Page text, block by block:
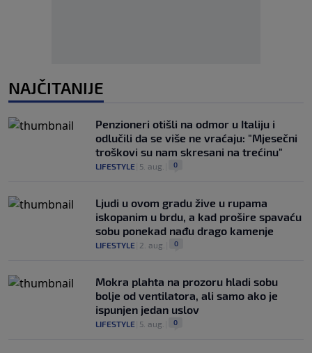
NAJČITANIJE
Penzioneri otišli na odmor u Italiju i
odlučili da se više ne vraćaju: "Mjesečni
troškovi su nam skresani na trećinu"
LIFESTYLE 5. aug. 0
Ljudi u ovom gradu žive u rupama
iskopanim u brdu, a kad prošire spavaću
sobu ponekad nađu drago kamenje
LIFESTYLE 2. aug. 0
Mokra plahta na prozoru hladi sobu
bolje od ventilatora, ali samo ako je
ispunjen jedan uslov
LIFESTYLE 5. aug. 0